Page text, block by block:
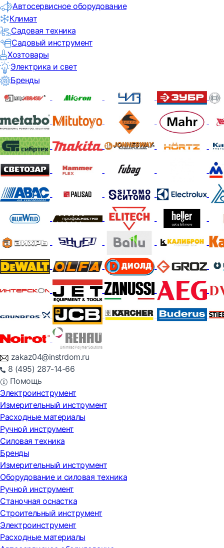
Автосервисное оборудование
Климат
Садовая техника
Садовый инструмент
Хозтовары
Электрика и свет
Бренды
zakaz04@instrdom.ru
8 (495) 287-14-66
Помощь
Электроинструмент
Измерительный инструмент
Расходные материалы
Ручной инструмент
Силовая техника
Бренды
Измерительный инструмент
Оборудование и силовая техника
Ручной инструмент
Станочная оснастка
Строительный инструмент
Электроинструмент
Расходные материалы